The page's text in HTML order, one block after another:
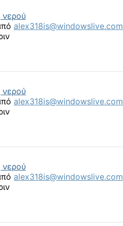
νερού
alex318is@windowslive.com
νερού
alex318is@windowslive.com
νερού
alex318is@windowslive.com